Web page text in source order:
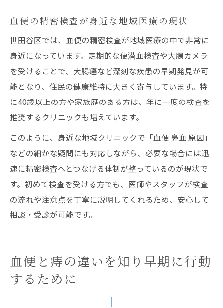
血便の精密検査が身近な地域医療の現状
世田谷区では、血便の精密検査が地域医療の中で非常に
身近になっています。定期的な便潜血検査や大腸カメラ
を受けることで、大腸癌など深刻な疾患の早期発見が可
能となり、住民の健康維持に大きく寄与しています。特
に40歳以上の方や家族歴のある方は、年に一度の検査を
推奨するクリニックも増えています。
このように、身近な地域クリニックで「血便 鼻血 原因」
などの細かな疑問にも対応しながら、必要な場合には迅
速に精密検査へとつなげる体制が整っているのが現状で
す。初めて検査を受ける方でも、医師やスタッフが検査
の流れや注意点を丁寧に説明してくれるため、安心して
相談・受診が可能です。
血便と痔の違いを知り早期に行動
するために